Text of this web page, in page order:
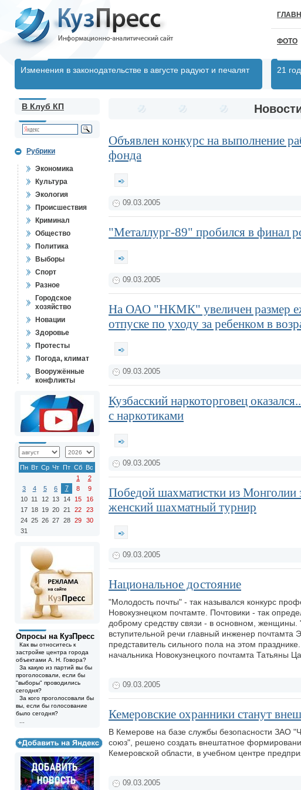
ФОТО
Изменения в законодательстве в августе радуют и печалят 21
В Клуб КП
Рубрики
Экономика
Культура
Экология
Происшествия
Криминал
Общество
Политика
Выборы
Спорт
Разное
Городское
хозяйство
Новации
Здоровье
Протесты
Погода, климат
Вооружённые
конфликты
Пн Вт Ср Чт Пт Сб Вс
1
2
3
4 5 6 7 8
9
10 11 12 13 14 15
16
17 18 19 20 21 22
23
24 25 26 27 28 29
30
31
Опросы на КузПресс
Как вы относитесь к
застройке центра города
объектами А. Н. Говора?
За какую из партий вы бы
проголосовали, если бы
"выборы" проводились
сегодня?
За кого проголосовали бы
вы, если бы голосование
было сегодня?
Объявлен конкурс на выполнение
фонда
09.03.2005
"Металлург-89" пробился в финал
09.03.2005
На ОАО "НКМК" увеличен размер
отпуске по уходу за ребенком в
09.03.2005
Кузбасский наркоторговец
с наркотиками
09.03.2005
Победой шахматистки из
женский шахматный турнир
09.03.2005
Национальное достояние
"Молодость почты" - так назывался конкурс
Новокузнецком почтамте. Почтовики - так
доброму средству связи - в основном,
вступительной речи главный инженер
представитель сильного пола на этом
начальника Новокузнецкого почтамта Татьяны
09.03.2005
Кемеровские охранники станут
В Кемерове на базе службы безопасности ЗАО
союз", решено создать внештатное
Кемеровской области, в учебном центре
09.03.2005